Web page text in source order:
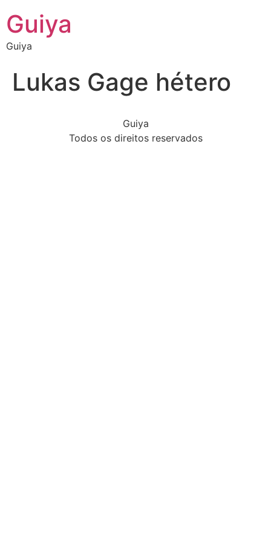
Guiya
Guiya
Lukas Gage hétero
Guiya
Todos os direitos reservados